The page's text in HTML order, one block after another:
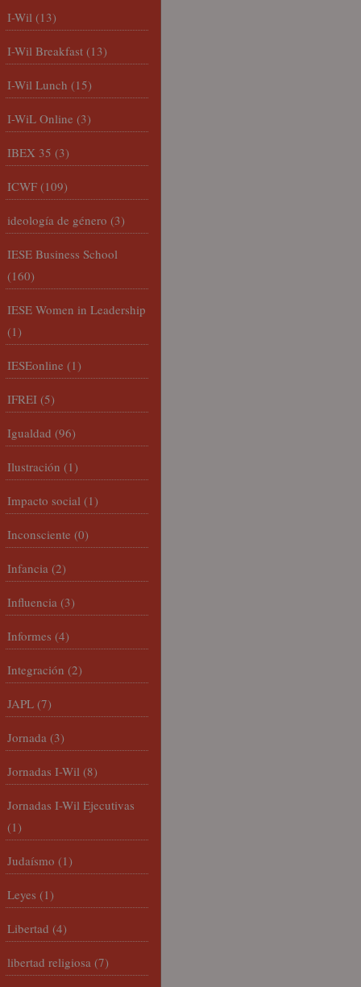
I-Wil (13)
I-Wil Breakfast (13)
I-Wil Lunch (15)
I-WiL Online (3)
IBEX 35 (3)
ICWF (109)
ideología de género (3)
IESE Business School
(160)
IESE Women in Leadership
(1)
IESEonline (1)
IFREI (5)
Igualdad (96)
Ilustración (1)
Impacto social (1)
Inconsciente (0)
Infancia (2)
Influencia (3)
Informes (4)
Integración (2)
JAPL (7)
Jornada (3)
Jornadas I-Wil (8)
Jornadas I-Wil Ejecutivas
(1)
Judaísmo (1)
Leyes (1)
Libertad (4)
libertad religiosa (7)